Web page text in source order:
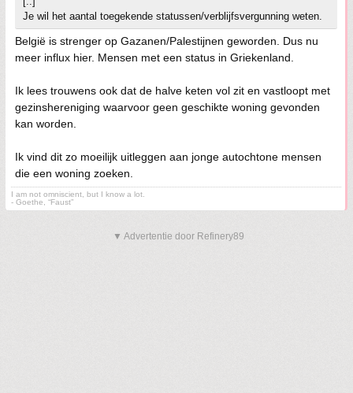
Je wil het aantal toegekende statussen/verblijfsvergunning weten.
België is strenger op Gazanen/Palestijnen geworden. Dus nu
meer influx hier. Mensen met een status in Griekenland.
Ik lees trouwens ook dat de halve keten vol zit en vastloopt met
gezinshereniging waarvoor geen geschikte woning gevonden
kan worden.
Ik vind dit zo moeilijk uitleggen aan jonge autochtone mensen
die een woning zoeken.
I am not omniscient, but I know a lot.
- Goethe, “Faust”
▼ Advertentie door Refinery89